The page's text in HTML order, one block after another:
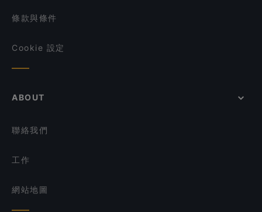
條款與條件
Cookie 設定
ABOUT
聯絡我們
工作
網站地圖